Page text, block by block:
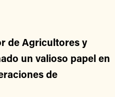
de Agricultores y
un valioso papel en
de